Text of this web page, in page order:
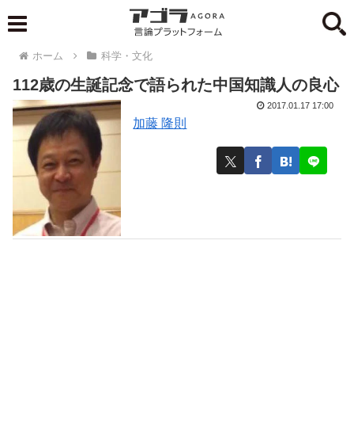
ホーム 科学・文化
112歳の生誕記念で語られた中国知識人の良心
加藤 隆則
2017.01.17 17:00